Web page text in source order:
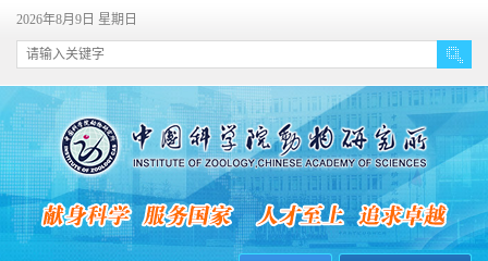
2026年8月9日 星期日